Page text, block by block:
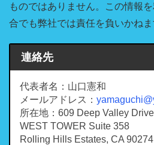
ものではありません。この情報
合でも弊社では責任を負いかねま
連絡先
代表者名：山口憲和
メールアドレス：
所在地：609 Deep Valley
WEST TOWER Suite 358
Rolling Hills Estates, CA 90274